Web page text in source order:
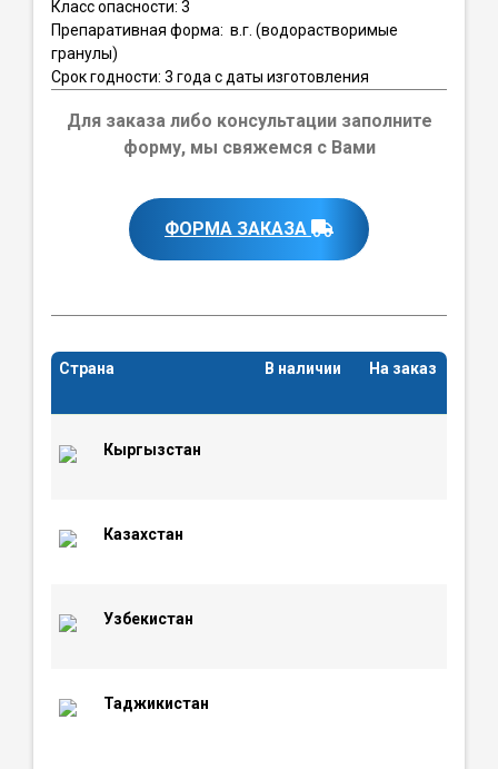
Класс опасности: 3
Препаративная форма: в.г. (водорастворимые
гранулы)
Срок годности: 3 года с даты изготовления
Для заказа либо консультации заполните
форму, мы свяжемся с Вами
ФОРМА ЗАКАЗА
Страна В наличии На заказ
Кыргызстан
Казахстан
Узбекистан
Таджикистан